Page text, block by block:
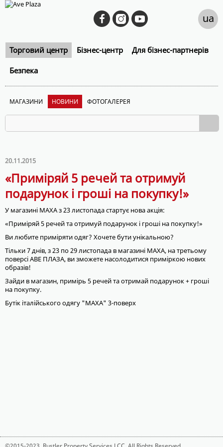
Торговий центр Бізнес-центр Для бізнес-партнерів
Безпека
ua
МАГАЗИНИ НОВИНИ ФОТОГАЛЕРЕЯ
20.11.2015
«Приміряй 5 речей та отримуй
подарунок і гроші на покупку!»
У магазині МАХА з 23 листопада стартує нова акція:
«Приміряй 5 речей та отримуй подарунок і гроші на покупку!»
Ви любите приміряти одяг? Хочете бути унікальною?
Тільки 7 днів, з 23 по 29 листопада в магазині МАХА, на третьому
поверсі АВЕ ПЛАЗА, ви зможете насолодитися приміркою нових
образів!
Зайди в магазин, примірь 5 речей та отримай подарунок + гроші
на покупку.
Бутік італійського одягу "МАХА" 3-поверх